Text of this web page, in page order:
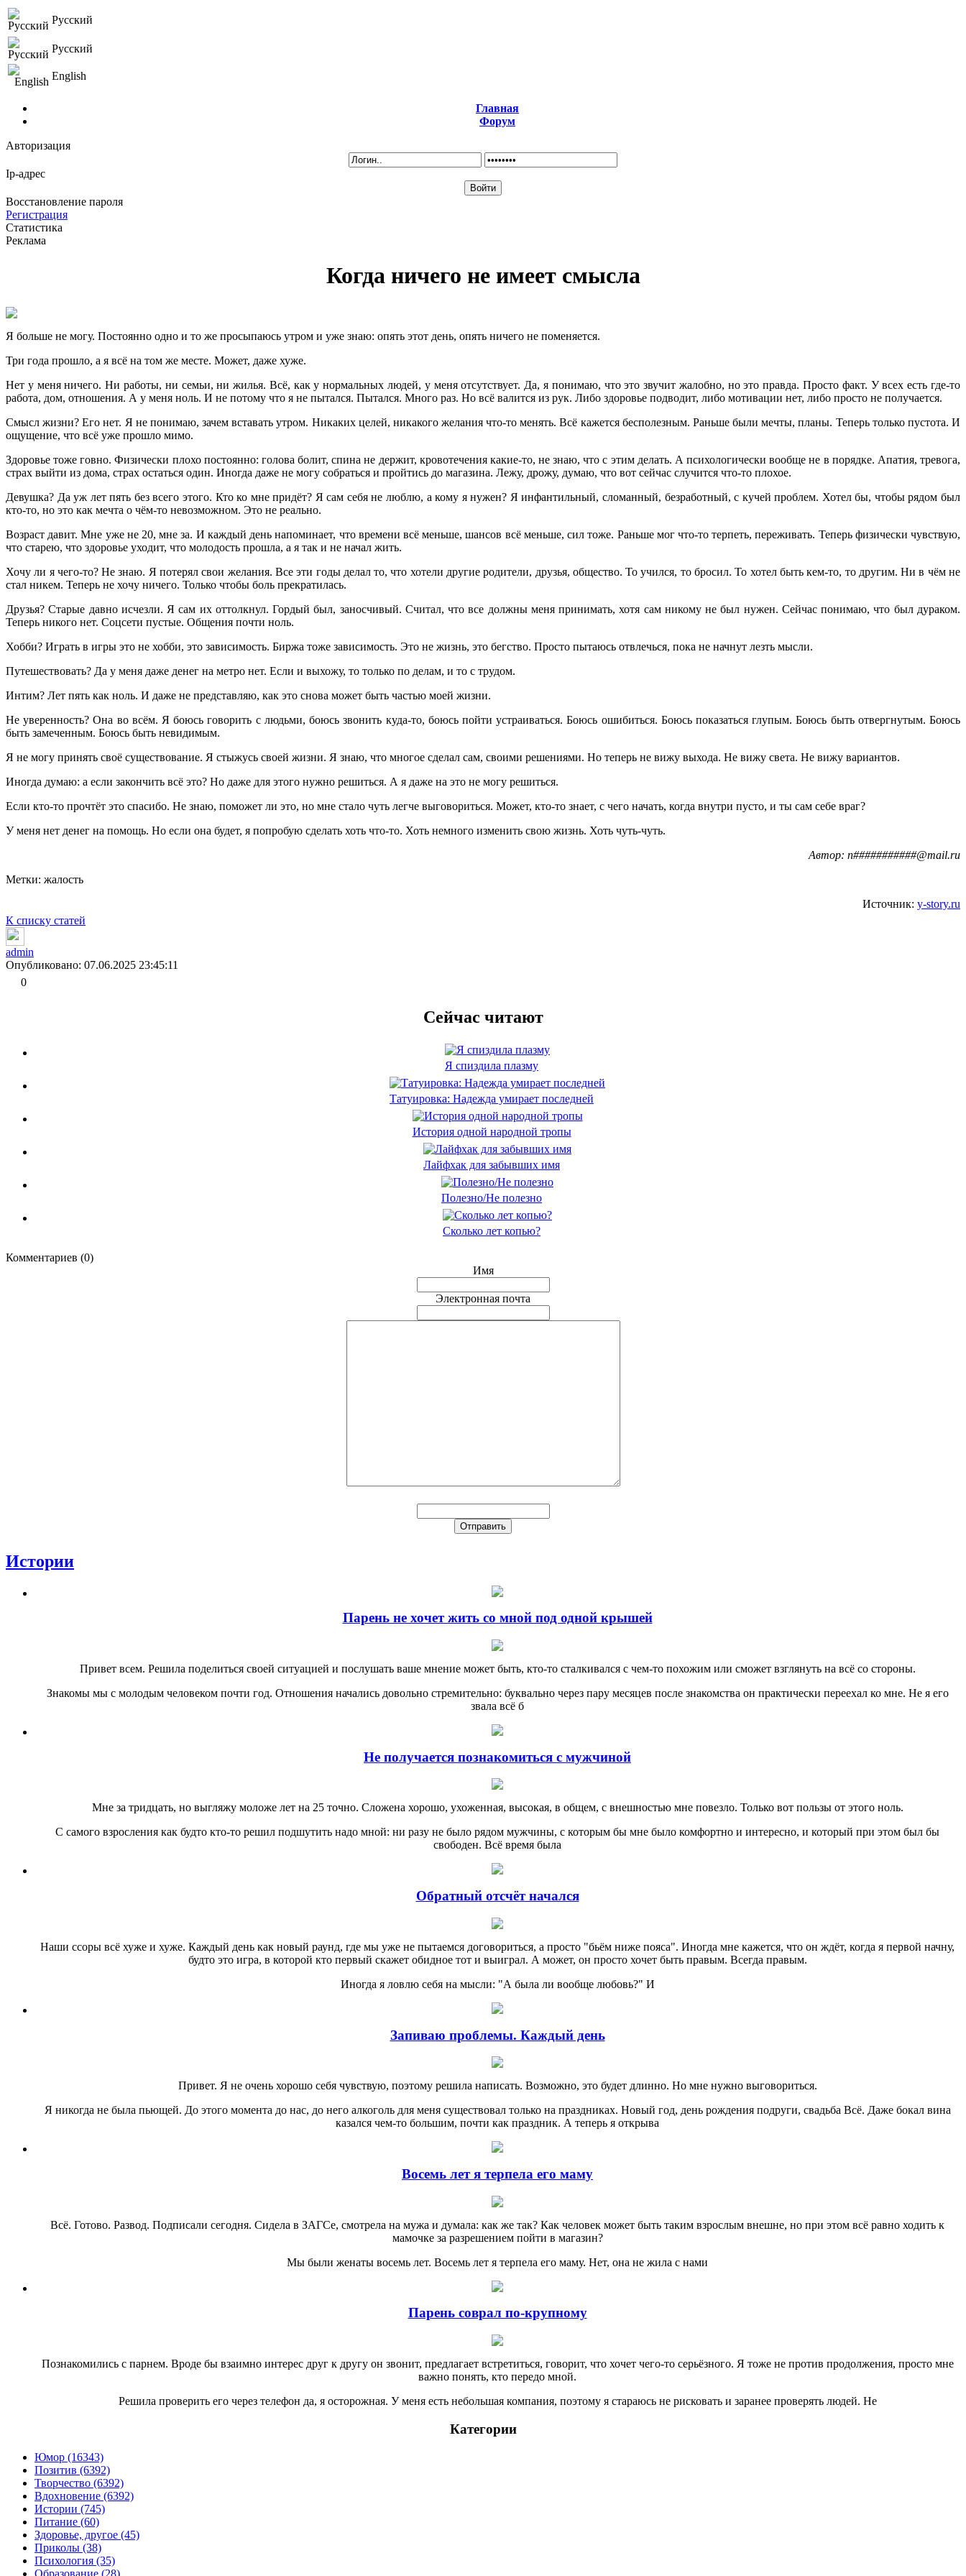
Русский
Русский
English
Главная
Форум
Авторизация
Ip-адрес
Восстановление пароля
Регистрация
Статистика
Реклама
Когда ничего не имеет смысла
Я больше не могу. Постоянно одно и то же просыпаюсь утром и уже знаю: опять этот день, опять ничего не поменяется.
Три года прошло, а я всё на том же месте. Может, даже хуже.
Нет у меня ничего. Ни работы, ни семьи, ни жилья. Всё, как у нормальных людей, у меня отсутствует. Да, я понимаю, что это звучит жалобно, но это правда. Просто факт. У всех есть где-то
работа, дом, отношения. А у меня ноль. И не потому что я не пытался. Пытался. Много раз. Но всё валится из рук. Либо здоровье подводит, либо мотивации нет, либо просто не получается.
Смысл жизни? Его нет. Я не понимаю, зачем вставать утром. Никаких целей, никакого желания что-то менять. Всё кажется бесполезным. Раньше были мечты, планы. Теперь только пустота. И
ощущение, что всё уже прошло мимо.
Здоровье тоже говно. Физически плохо постоянно: голова болит, спина не держит, кровотечения какие-то, не знаю, что с этим делать. А психологически вообще не в порядке. Апатия, тревога,
страх выйти из дома, страх остаться один. Иногда даже не могу собраться и пройтись до магазина. Лежу, дрожу, думаю, что вот сейчас случится что-то плохое.
Девушка? Да уж лет пять без всего этого. Кто ко мне придёт? Я сам себя не люблю, а кому я нужен? Я инфантильный, сломанный, безработный, с кучей проблем. Хотел бы, чтобы рядом был
кто-то, но это как мечта о чём-то невозможном. Это не реально.
Возраст давит. Мне уже не 20, мне за. И каждый день напоминает, что времени всё меньше, шансов всё меньше, сил тоже. Раньше мог что-то терпеть, переживать. Теперь физически чувствую,
что старею, что здоровье уходит, что молодость прошла, а я так и не начал жить.
Хочу ли я чего-то? Не знаю. Я потерял свои желания. Все эти годы делал то, что хотели другие родители, друзья, общество. То учился, то бросил. То хотел быть кем-то, то другим. Ни в чём не
стал никем. Теперь не хочу ничего. Только чтобы боль прекратилась.
Друзья? Старые давно исчезли. Я сам их оттолкнул. Гордый был, заносчивый. Считал, что все должны меня принимать, хотя сам никому не был нужен. Сейчас понимаю, что был дураком.
Теперь никого нет. Соцсети пустые. Общения почти ноль.
Хобби? Играть в игры это не хобби, это зависимость. Биржа тоже зависимость. Это не жизнь, это бегство. Просто пытаюсь отвлечься, пока не начнут лезть мысли.
Путешествовать? Да у меня даже денег на метро нет. Если и выхожу, то только по делам, и то с трудом.
Интим? Лет пять как ноль. И даже не представляю, как это снова может быть частью моей жизни.
Не уверенность? Она во всём. Я боюсь говорить с людьми, боюсь звонить куда-то, боюсь пойти устраиваться. Боюсь ошибиться. Боюсь показаться глупым. Боюсь быть отвергнутым. Боюсь
быть замеченным. Боюсь быть невидимым.
Я не могу принять своё существование. Я стыжусь своей жизни. Я знаю, что многое сделал сам, своими решениями. Но теперь не вижу выхода. Не вижу света. Не вижу вариантов.
Иногда думаю: а если закончить всё это? Но даже для этого нужно решиться. А я даже на это не могу решиться.
Если кто-то прочтёт это спасибо. Не знаю, поможет ли это, но мне стало чуть легче выговориться. Может, кто-то знает, с чего начать, когда внутри пусто, и ты сам себе враг?
У меня нет денег на помощь. Но если она будет, я попробую сделать хоть что-то. Хоть немного изменить свою жизнь. Хоть чуть-чуть.
Автор: n###########@mail.ru
Метки: жалость
Источник: y-story.ru
К списку статей
admin
Опубликовано: 07.06.2025 23:45:11
0
Сейчас читают
Я спиздила плазму
Татуировка: Надежда умирает последней
История одной народной тропы
Лайфхак для забывших имя
Полезно/Не полезно
Сколько лет копью?
Комментариев (0)
Имя
Электронная почта
Истории
Парень не хочет жить со мной под одной крышей
Привет всем. Решила поделиться своей ситуацией и послушать ваше мнение может быть, кто-то сталкивался с чем-то похожим или сможет взглянуть на всё со стороны.
Знакомы мы с молодым человеком почти год. Отношения начались довольно стремительно: буквально через пару месяцев после знакомства он практически переехал ко мне. Не я его
звала всё б
Не получается познакомиться с мужчиной
Мне за тридцать, но выгляжу моложе лет на 25 точно. Сложена хорошо, ухоженная, высокая, в общем, с внешностью мне повезло. Только вот пользы от этого ноль.
С самого взросления как будто кто-то решил подшутить надо мной: ни разу не было рядом мужчины, с которым бы мне было комфортно и интересно, и который при этом был бы
свободен. Всё время была
Обратный отсчёт начался
Наши ссоры всё хуже и хуже. Каждый день как новый раунд, где мы уже не пытаемся договориться, а просто "бьём ниже пояса". Иногда мне кажется, что он ждёт, когда я первой начну,
будто это игра, в которой кто первый скажет обидное тот и выиграл. А может, он просто хочет быть правым. Всегда правым.
Иногда я ловлю себя на мысли: "А была ли вообще любовь?" И
Запиваю проблемы. Каждый день
Привет. Я не очень хорошо себя чувствую, поэтому решила написать. Возможно, это будет длинно. Но мне нужно выговориться.
Я никогда не была пьющей. До этого момента до нас, до него алкоголь для меня существовал только на праздниках. Новый год, день рождения подруги, свадьба Всё. Даже бокал вина
казался чем-то большим, почти как праздник. А теперь я открыва
Восемь лет я терпела его маму
Всё. Готово. Развод. Подписали сегодня. Сидела в ЗАГСе, смотрела на мужа и думала: как же так? Как человек может быть таким взрослым внешне, но при этом всё равно ходить к
мамочке за разрешением пойти в магазин?
Мы были женаты восемь лет. Восемь лет я терпела его маму. Нет, она не жила с нами
Парень соврал по-крупному
Познакомились с парнем. Вроде бы взаимно интерес друг к другу он звонит, предлагает встретиться, говорит, что хочет чего-то серьёзного. Я тоже не против продолжения, просто мне
важно понять, кто передо мной.
Решила проверить его через телефон да, я осторожная. У меня есть небольшая компания, поэтому я стараюсь не рисковать и заранее проверять людей. Не
Категории
Юмор (16343)
Позитив (6392)
Творчество (6392)
Вдохновение (6392)
Истории (745)
Питание (60)
Здоровье, другое (45)
Приколы (38)
Психология (35)
Образование (28)